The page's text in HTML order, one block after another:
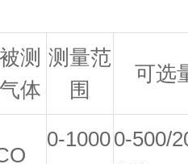
被测
气体
测量范
围
可选
0-10000-500/